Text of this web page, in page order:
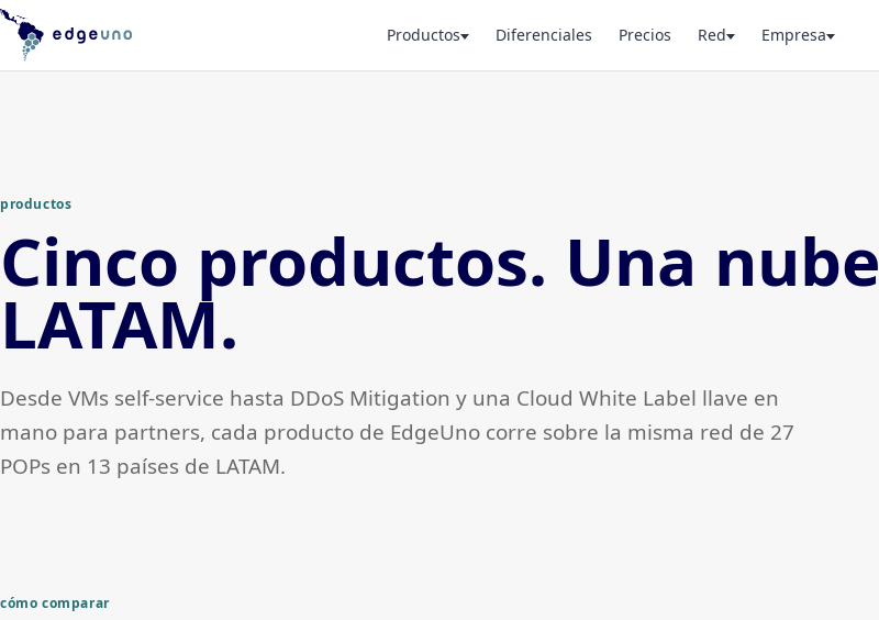
Productos Diferenciales Precios Red Empresa
productos
Cinco productos. Una nube
LATAM.
Desde VMs self-service hasta DDoS Mitigation y una Cloud White Label llave en
mano para partners, cada producto de EdgeUno corre sobre la misma red de 27
POPs en 13 países de LATAM.
cómo comparar